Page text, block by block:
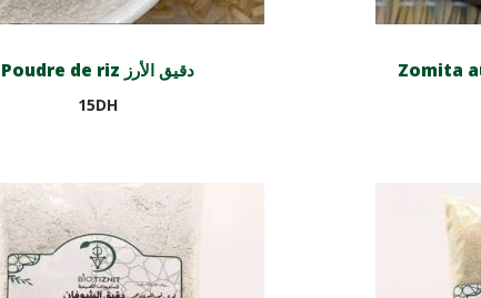
Poudre de riz دقيق الأرز
15DH